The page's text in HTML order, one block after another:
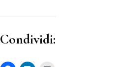
Condividi: